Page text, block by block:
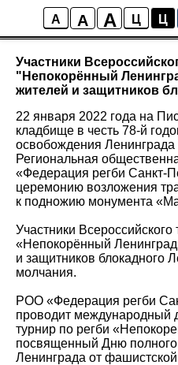
A A A Ц Ц
Участники
"Непокорённый
жителей и защитников
22 января 2022 года на
кладбище в честь 78-й
освобождения
Региональная
«Федерация регби Санкт-
церемонию возложения
к подножию монумента
Участники Всероссийского
«Непокорённый
и защитников блокадного
молчания.
РОО «Федерация регби
проводит международный
турнир по регби
посвященный Дню
Ленинграда от